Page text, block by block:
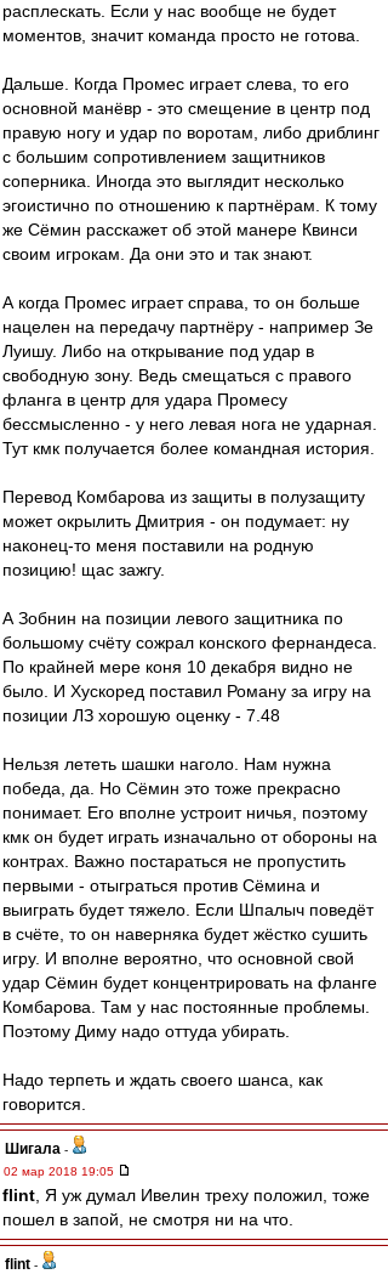
расплескать. Если у нас вообще не будет
моментов, значит команда просто не готова.
Дальше. Когда Промес играет слева, то его
основной манёвр - это смещение в центр под
правую ногу и удар по воротам, либо дриблинг
с большим сопротивлением защитников
соперника. Иногда это выглядит несколько
эгоистично по отношению к партнёрам. К тому
же Сёмин расскажет об этой манере Квинси
своим игрокам. Да они это и так знают.
А когда Промес играет справа, то он больше
нацелен на передачу партнёру - например Зе
Луишу. Либо на открывание под удар в
свободную зону. Ведь смещаться с правого
фланга в центр для удара Промесу
бессмысленно - у него левая нога не ударная.
Тут кмк получается более командная история.
Перевод Комбарова из защиты в полузащиту
может окрылить Дмитрия - он подумает: ну
наконец-то меня поставили на родную
позицию! щас зажгу.
А Зобнин на позиции левого защитника по
большому счёту сожрал конского фернандеса.
По крайней мере коня 10 декабря видно не
было. И Хускоред поставил Роману за игру на
позиции ЛЗ хорошую оценку - 7.48
Нельзя лететь шашки наголо. Нам нужна
победа, да. Но Сёмин это тоже прекрасно
понимает. Его вполне устроит ничья, поэтому
кмк он будет играть изначально от обороны на
контрах. Важно постараться не пропустить
первыми - отыграться против Сёмина и
выиграть будет тяжело. Если Шпалыч поведёт
в счёте, то он наверняка будет жёстко сушить
игру. И вполне вероятно, что основной свой
удар Сёмин будет концентрировать на фланге
Комбарова. Там у нас постоянные проблемы.
Поэтому Диму надо оттуда убирать.
Надо терпеть и ждать своего шанса, как
говорится.
Шигала -
02 мар 2018 19:05
flint , Я уж думал Ивелин треху положил, тоже
пошел в запой, не смотря ни на что.
flint -